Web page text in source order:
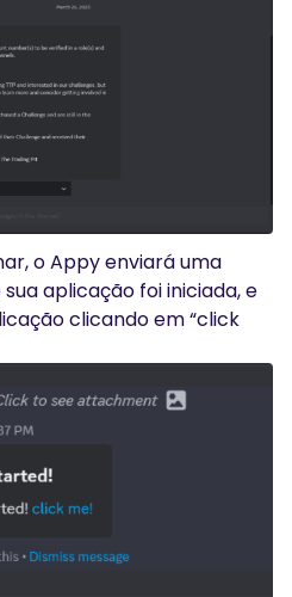
o Appy enviará uma
aplicação foi iniciada, e
clicando em “click